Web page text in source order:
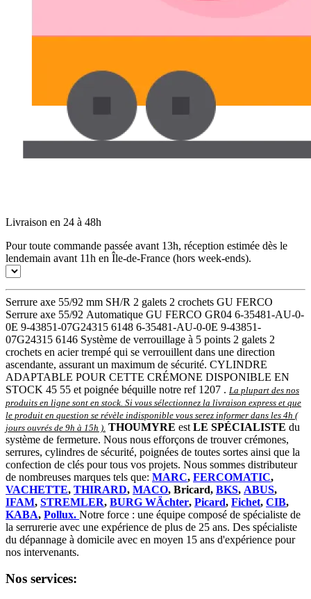
Livraison en 24 à 48h
Pour toute commande passée avant 13h, réception estimée dès le
lendemain avant 11h en Île-de-France (hors week-ends).
Serrure axe 55/92 mm SH/R 2 galets 2 crochets GU FERCO
Serrure axe 55/92 Automatique GU FERCO GR04 6-35481-AU-0-
0E 9-43851-07G24315 6148 6-35481-AU-0-0E 9-43851-
07G24315 6146 Système de verrouillage à 5 points 2 galets 2
crochets en acier trempé qui se verrouillent dans une direction
ascendante, assurant un maximum de sécurité. CYLINDRE
ADAPTABLE POUR CETTE CRÉMONE DISPONIBLE EN
STOCK 45 55 et poignée béquille notre ref 1207 . La plupart des nos
produits en ligne sont en stock. Si vous sélectionnez la livraison express et que
le produit en question se révèle indisponible vous serez informer dans les 4h (
jours ouvrés de 9h à 15h ) THOUMYRE est LE SPÉCIALISTE du
système de fermeture. Nous nous efforçons de trouver crémones,
serrures, cylindres de sécurité, poignées de toutes sortes ainsi que la
confection de clés pour tous vos projets. Nous sommes distributeur
de nombreuses marques tels que: MARC, FERCOMATIC,
VACHETTE, THIRARD, MACO, Bricard, BKS, ABUS,
IFAM, STREMLER, BURG WÄchter, Picard, Fichet, CIB,
KABA, Pollux. Notre force : une équipe composé de spécialiste de
la serrurerie avec une expérience de plus de 25 ans. Des spécialiste
du dépannage à domicile avec en moyen 15 ans d'expérience pour
nos intervenants.
Nos services: